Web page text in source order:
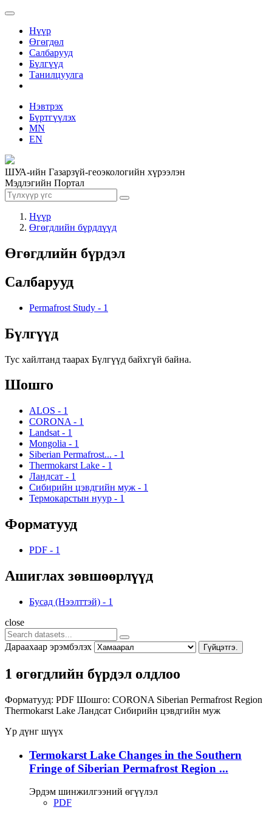
Нүүр
Өгөгдөл
Салбарууд
Бүлгүүд
Танилцуулга
Нэвтрэх
Бүртгүүлэх
MN
EN
ШУА-ийн Газарзүй-геоэкологийн хүрээлэн
Мэдлэгийн Портал
Нүүр
Өгөгдлийн бүрдлүүд
Өгөгдлийн бүрдэл
Салбарууд
Permafrost Study - 1
Бүлгүүд
Тус хайлтанд таарах Бүлгүүд байхгүй байна.
Шошго
ALOS - 1
CORONA - 1
Landsat - 1
Mongolia - 1
Siberian Permafrost... - 1
Thermokarst Lake - 1
Ландсат - 1
Сибирийн цэвдгийн муж - 1
Термокарстын нуур - 1
Форматууд
PDF - 1
Ашиглах зөвшөөрлүүд
Бусад (Нээлттэй) - 1
close
Дараахаар эрэмбэлэх Гүйцэтгэ.
1 өгөгдлийн бүрдэл олдлоо
Форматууд: PDF Шошго: CORONA Siberian Permafrost Region
Thermokarst Lake Ландсат Сибирийн цэвдгийн муж
Үр дүнг шүүх
Termokarst Lake Changes in the Southern
Fringe of Siberian Permafrost Region ...
Эрдэм шинжилгээний өгүүлэл
PDF